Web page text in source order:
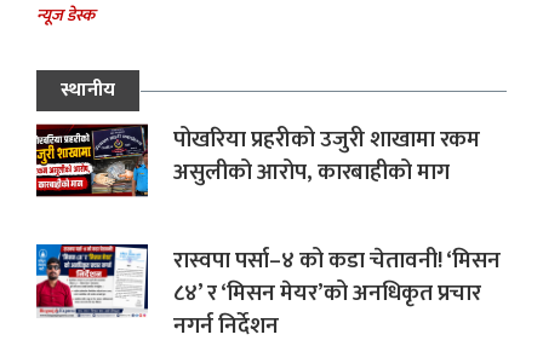
न्यूज डेस्क
स्थानीय
पोखरिया प्रहरीको उजुरी शाखामा रकम
असुलीको आरोप, कारबाहीको माग
रास्वपा पर्सा–४ को कडा चेतावनी! ‘मिसन
८४’ र ‘मिसन मेयर’को अनधिकृत प्रचार
नगर्न निर्देशन